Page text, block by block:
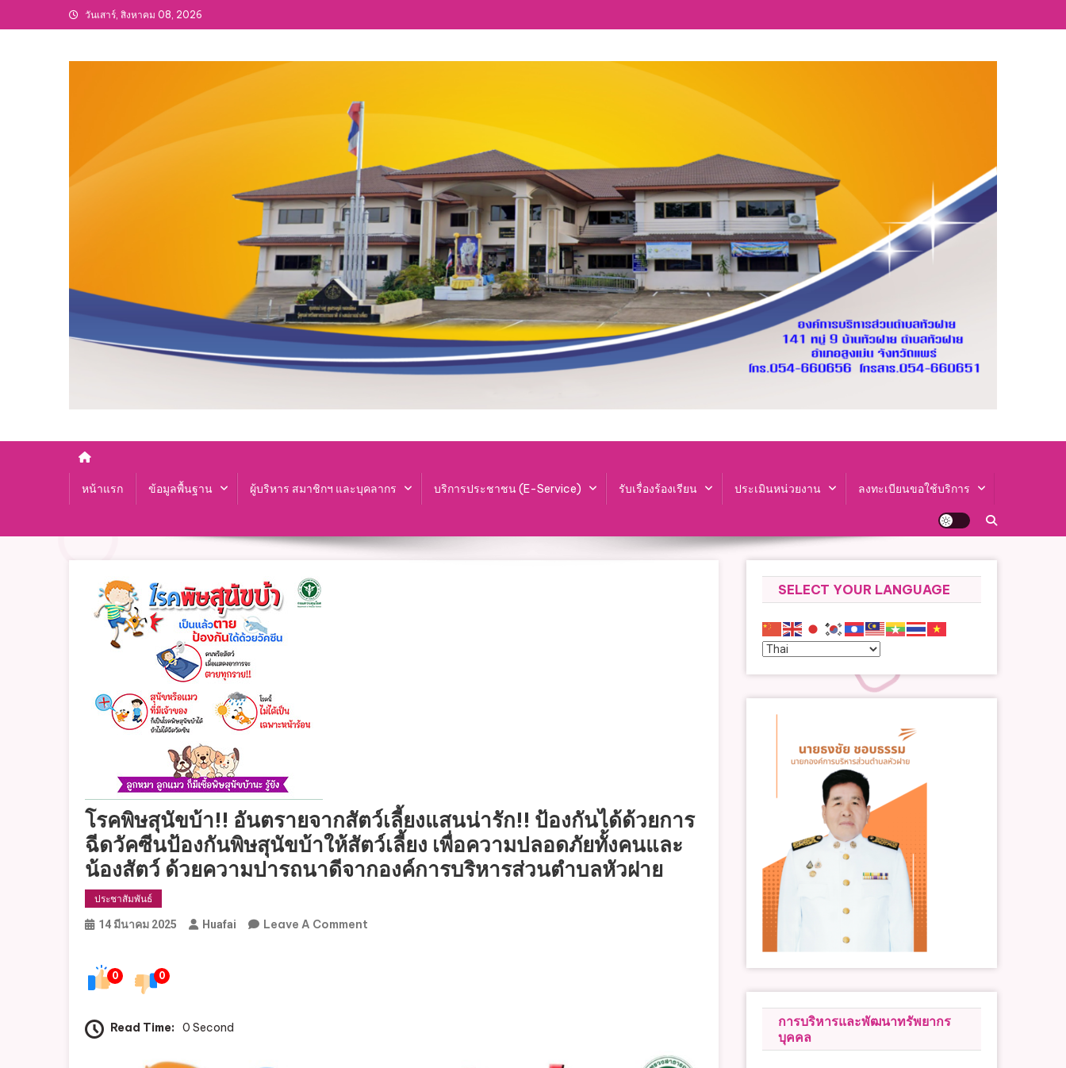
to
วันเสาร์, สิงหาคม 08, 2026
หน้าแรก ข้อมูลพื้นฐาน ผู้บริหาร สมาชิกฯ และบุคลากร บริการประชาชน (E-Service) รับเรื่องร้องเรียน ประเมินหน่วยงาน ลงทะเบียนขอใช้บริการ
โรคพิษสุนัขบ้า!! อันตรายจากสัตว์เลี้ยงแสนน่ารัก!! ป้องกันได้ด้วยการ
ฉีดวัคซีนป้องกันพิษสุนัขบ้าให้สัตว์เลี้ยง เพื่อความปลอดภัยทั้งคนและ
น้องสัตว์ ด้วยความปารถนาดีจากองค์การบริหารส่วนตำบลหัวฝาย
ประชาสัมพันธ์
14 มีนาคม 2025 Huafai Leave A Comment
0 0
Read Time: 0 Second
SELECT YOUR LANGUAGE
การบริหารและพัฒนาทรัพยากร
บุคคล